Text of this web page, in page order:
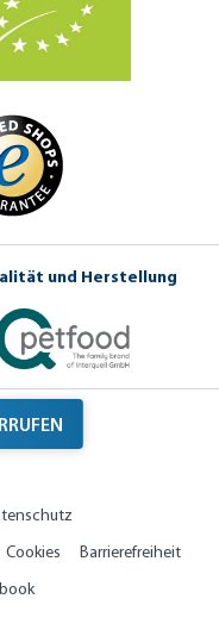
und Herstellung
Cookies
Barrierefreiheit